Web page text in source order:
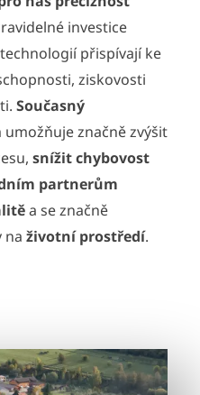
investice
přispívají ke
ziskovosti
Současný
umožňuje značně zvýšit
snížit chybovost
partnerům
a se značně
na životní prostředí.